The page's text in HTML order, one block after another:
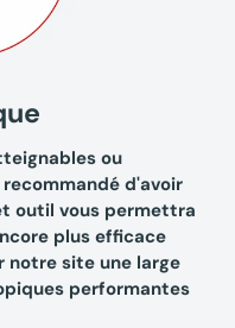
ou
d'avoir
outil vous permettra
plus efficace
notre site une large
performantes